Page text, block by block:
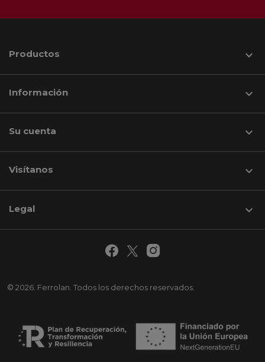
Productos 
Información 
Su cuenta 
Visítanos keyboard_arrow_down
© 2026. Ferrolan. Todos los derechos reservados.
Legal 